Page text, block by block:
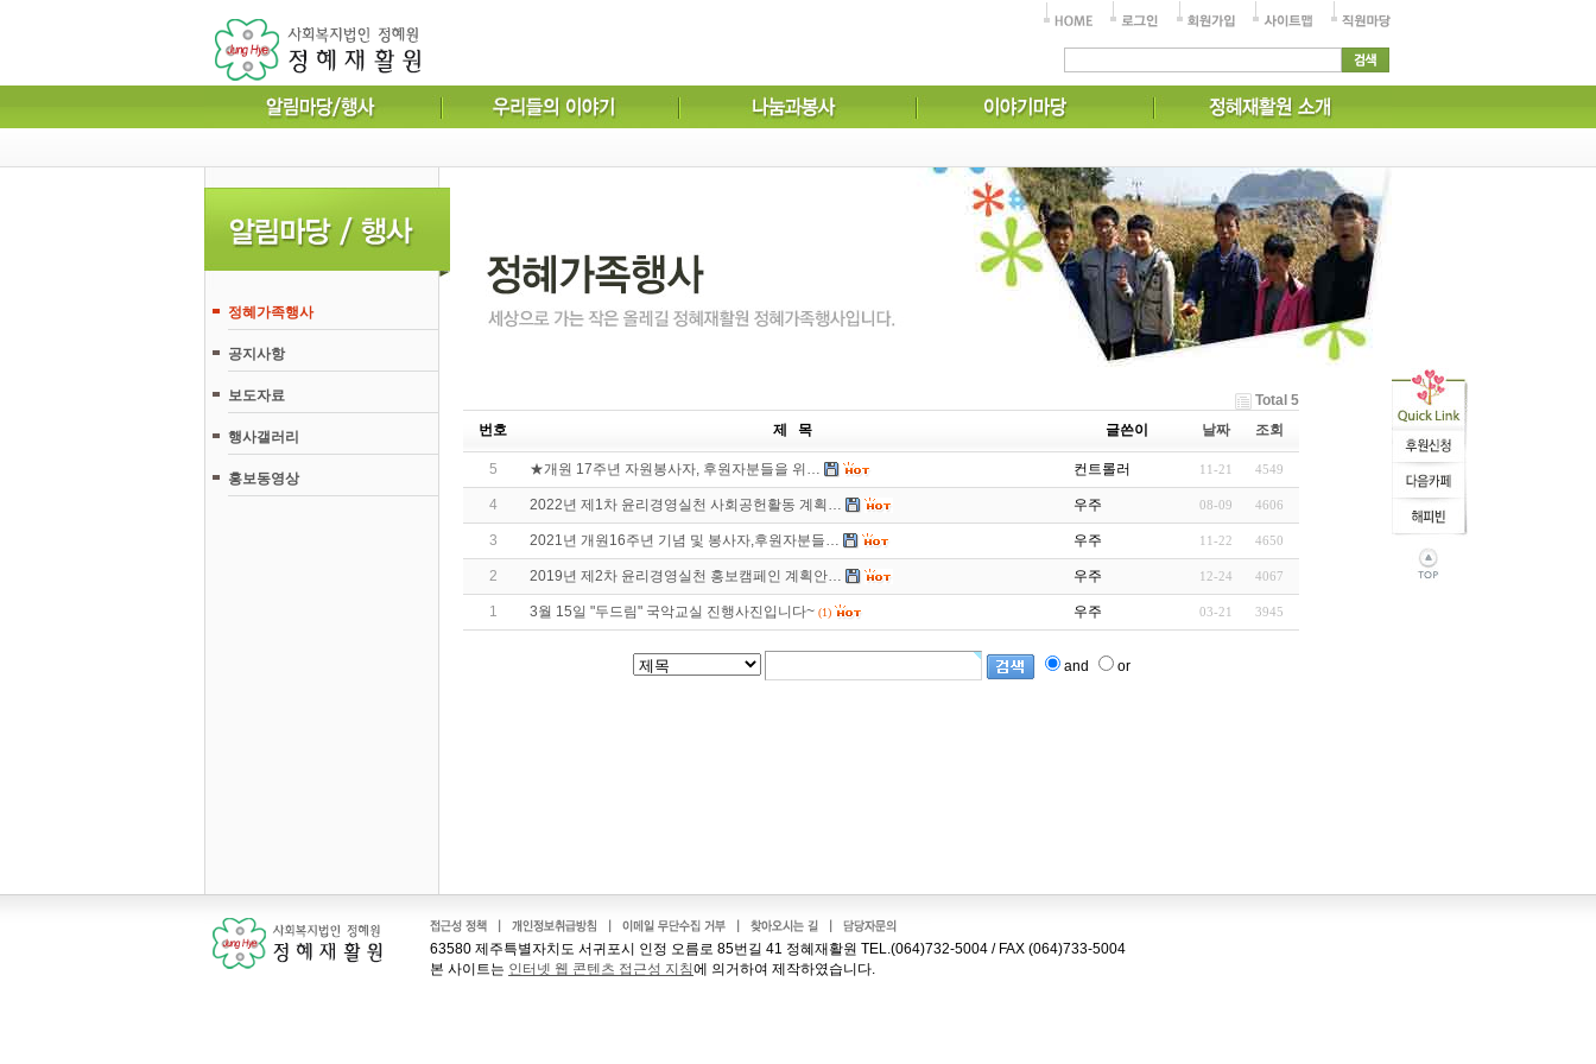
정혜가족행사
공지사항
보도자료
행사갤러리
홍보동영상
Total 5
번호
제 목 글쓴이 날짜 조회
5 ★개원 17주년 자원봉사자, 후원자분들을 위… 컨트롤러 11-21 4549
4 2022년 제1차 윤리경영실천 사회공헌활동 계획… 우주 08-09 4606
3 2021년 개원16주년 기념 및 봉사자,후원자분들… 우주 11-22 4650
2 2019년 제2차 윤리경영실천 홍보캠페인 계획안… 우주 12-24 4067
1 3월 15일 "두드림" 국악교실 진행사진입니다~ (1) 우주 03-21 3945
and or
63580 제주특별자치도 서귀포시 인정 오름로 85번길 41 정혜재활원 TEL.(064)732-5004 / FAX (064)733-5004
본 사이트는 인터넷 웹 콘텐츠 접근성 지침에 의거하여 제작하였습니다.